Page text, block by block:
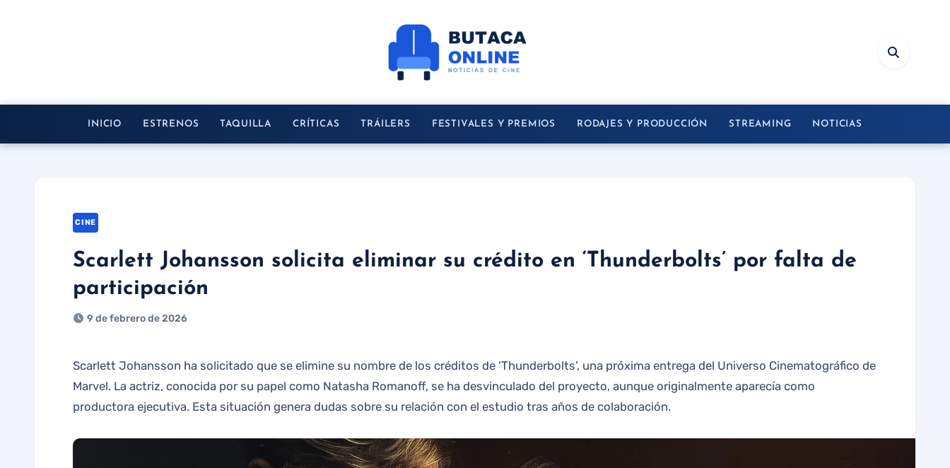
INICIO ESTRENOS TAQUILLA CRÍTICAS TRÁILERS FESTIVALES Y PREMIOS RODAJES Y PRODUCCIÓN STREAMING NOTICIAS
CINE
Scarlett Johansson solicita eliminar su crédito en ‘Thunderbolts’ por falta de
participación
9 de febrero de 2026
Scarlett Johansson ha solicitado que se elimine su nombre de los créditos de ‘Thunderbolts’, una próxima entrega del Universo Cinematográfico de
Marvel. La actriz, conocida por su papel como Natasha Romanoff, se ha desvinculado del proyecto, aunque originalmente aparecía como
productora ejecutiva. Esta situación genera dudas sobre su relación con el estudio tras años de colaboración.